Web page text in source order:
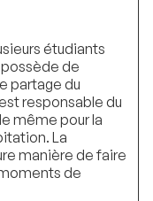
étudiants
de
partage du
responsable du
même pour la
La
manière de faire
de